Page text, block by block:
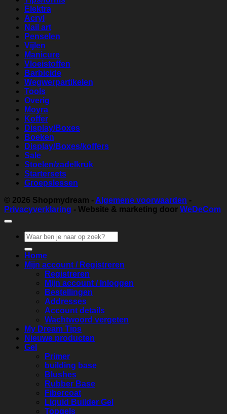
Elektra
Acryl
Nail art
Penselen
Vijlen
Manicure
Vloeistoffen
Barbicide
Wegwerpartikelen
Tools
Overig
Moyra
Koffer
Display/Boxes
Boeken
Display/Boxes/koffers
Sale
Stoelen/zadelkruk
Startersets
Groepslessen
© 2026 Shopmydream - Algemene voorwaarden -
Privacyverklaring - Website & marketing door WeDeCom
Zoeken
naar:
Home
Mijn account / Registreren
Registreren
Mijn account / Inloggen
Bestellingen
Addresses
Account details
Wachtwoord vergeten
My Dream Tips
Nieuwe producten
Gel
Primer
building base
Blushes
Rubber Base
Fibercoat
Liquid Builder Gel
Topgels